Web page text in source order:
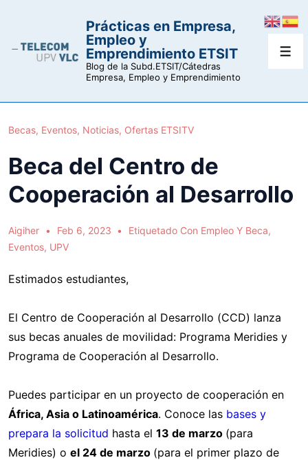
Prácticas en Empresa,
Empleo y
Emprendimiento ETSIT
Blog de la Subd.ETSIT/Cátedras
Empresa, Empleo y Emprendimiento
Becas, Eventos, Noticias, Ofertas ETSITV
Beca del Centro de
Cooperación al Desarrollo
Aigiher Feb 6, 2023 Etiquetado Con Empleo Y Beca,
Eventos, UPV
Estimados estudiantes,
El Centro de Cooperación al Desarrollo (CCD) lanza
sus becas anuales de movilidad: Programa Meridies y
Programa de Cooperación al Desarrollo.
Puedes participar en un proyecto de cooperación en
África, Asia o Latinoamérica. Conoce las bases y
prepara la solicitud hasta el 13 de marzo (para
Meridies) o el 24 de marzo (para el primer plazo de